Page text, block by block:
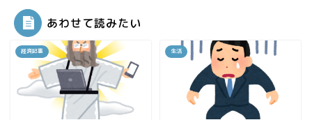
あわせて読みたい
経済記事 生活